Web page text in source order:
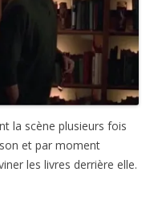
la scène plusieurs fois
et par moment
les livres derrière elle.